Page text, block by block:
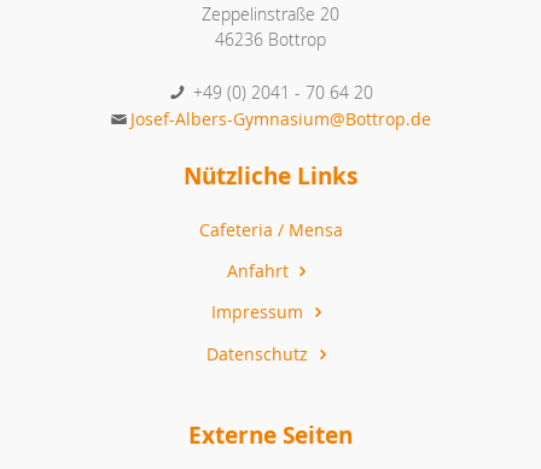
Zeppelinstraße 20
46236 Bottrop
+49 (0) 2041 - 70 64 20
Josef-Albers-Gymnasium@Bottrop.de
Nützliche Links
Cafeteria / Mensa
Anfahrt
Impressum
Datenschutz
Externe Seiten